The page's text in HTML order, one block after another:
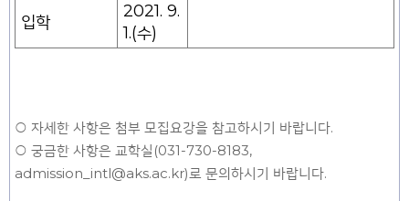
입학
2021. 9.
1.(수)
○ 자세한 사항은 첨부 모집요강을 참고하시기 바랍니다.
○ 궁금한 사항은 교학실(031-730-8183,
admission_intl@aks.ac.kr)로 문의하시기 바랍니다.